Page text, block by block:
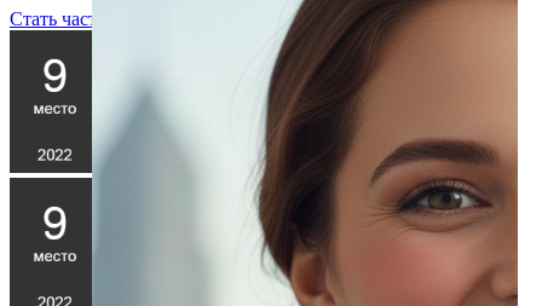
Стать частью команды!